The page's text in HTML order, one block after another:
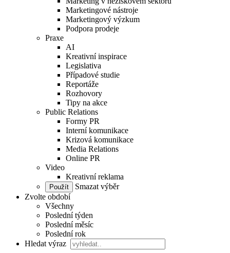
Marketingové nástroje
Marketingový výzkum
Podpora prodeje
Praxe
AI
Kreativní inspirace
Legislativa
Případové studie
Reportáže
Rozhovory
Tipy na akce
Public Relations
Formy PR
Interní komunikace
Krizová komunikace
Media Relations
Online PR
Video
Kreativní reklama
Smazat výběr
Zvolte období
Všechny
Poslední týden
Poslední měsíc
Poslední rok
Hledat výraz